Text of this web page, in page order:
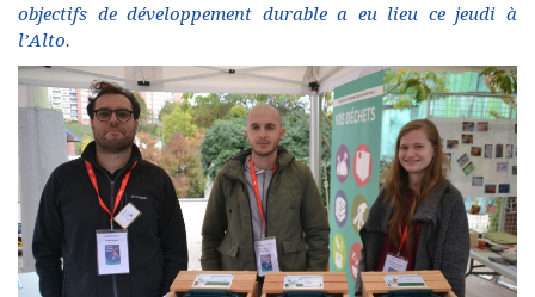
objectifs de développement durable a eu lieu ce jeudi à
l’Alto.